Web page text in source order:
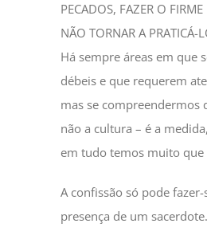
PECADOS, FAZER O
NÃO TORNAR A PRATICÁ-
Há sempre áreas em que
débeis e que requerem
mas se compreendermos
não a cultura – é a
em tudo temos muito que
A confissão só pode
presença de um sacerdote.